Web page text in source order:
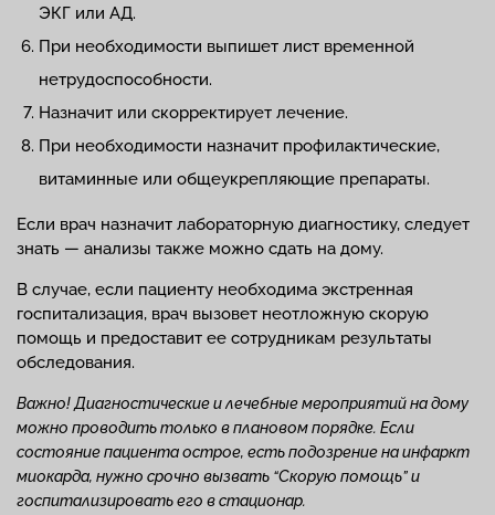
ЭКГ или АД.
При необходимости выпишет лист временной
нетрудоспособности.
Назначит или скорректирует лечение.
При необходимости назначит профилактические,
витаминные или общеукрепляющие препараты.
Если врач назначит лабораторную диагностику, следует
знать — анализы также можно сдать на дому.
В случае, если пациенту необходима экстренная
госпитализация, врач вызовет неотложную скорую
помощь и предоставит ее сотрудникам результаты
обследования.
Важно! Диагностические и лечебные мероприятий на дому
можно проводить только в плановом порядке. Если
состояние пациента острое, есть подозрение на инфаркт
миокарда, нужно срочно вызвать “Скорую помощь” и
госпитализировать его в стационар.